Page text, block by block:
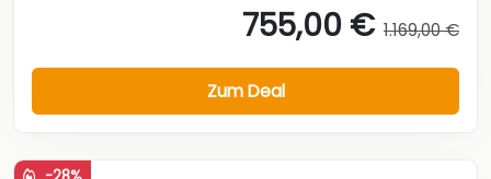
755,00 € 1.169,00 €
Zum Deal